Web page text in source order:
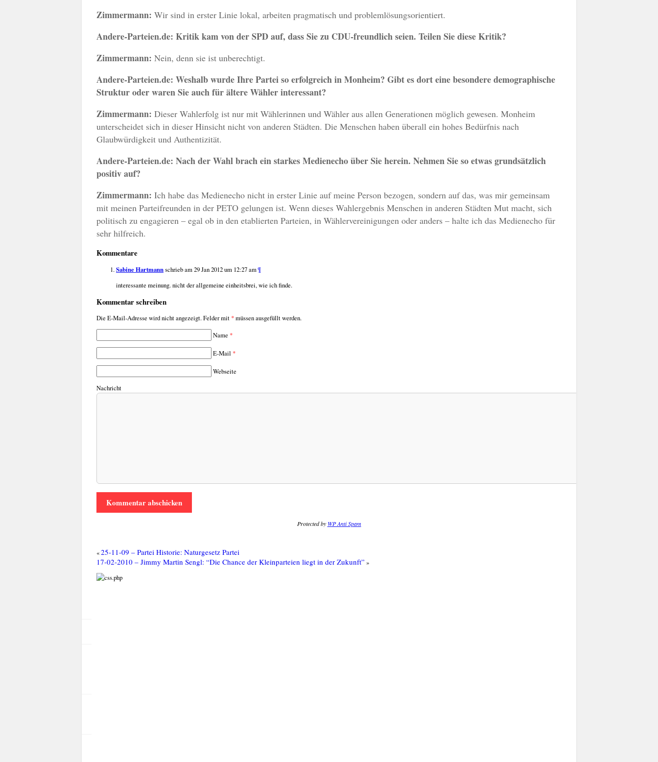
Zimmermann: Wir sind in erster Linie lokal, arbeiten pragmatisch und problemlösungsorientiert.
Andere-Parteien.de: Kritik kam von der SPD auf, dass Sie zu CDU-freundlich seien. Teilen Sie diese Kritik?
Zimmermann: Nein, denn sie ist unberechtigt.
Andere-Parteien.de: Weshalb wurde Ihre Partei so erfolgreich in Monheim? Gibt es dort eine besondere demographische
Struktur oder waren Sie auch für ältere Wähler interessant?
Zimmermann: Dieser Wahlerfolg ist nur mit Wählerinnen und Wähler aus allen Generationen möglich gewesen. Monheim
unterscheidet sich in dieser Hinsicht nicht von anderen Städten. Die Menschen haben überall ein hohes Bedürfnis nach
Glaubwürdigkeit und Authentizität.
Andere-Parteien.de: Nach der Wahl brach ein starkes Medienecho über Sie herein. Nehmen Sie so etwas grundsätzlich
positiv auf?
Zimmermann: Ich habe das Medienecho nicht in erster Linie auf meine Person bezogen, sondern auf das, was mir gemeinsam
mit meinen Parteifreunden in der PETO gelungen ist. Wenn dieses Wahlergebnis Menschen in anderen Städten Mut macht, sich
politisch zu engagieren – egal ob in den etablierten Parteien, in Wählervereinigungen oder anders – halte ich das Medienecho für
sehr hilfreich.
Kommentare
Sabine Hartmannschrieb am 29 Jan 2012 um 12:27 am¶
interessante meinung. nicht der allgemeine einheitsbrei, wie ich finde.
Kommentar schreiben
Die E-Mail-Adresse wird nicht angezeigt. Felder mit *müssen ausgefüllt werden.
Name *
E-Mail *
Webseite
Nachricht
Protected by WP Anti Spam
«25-11-09 – Partei Historie: Naturgesetz Partei
17-02-2010 – Jimmy Martin Sengl: “Die Chance der Kleinparteien liegt in der Zukunft” »